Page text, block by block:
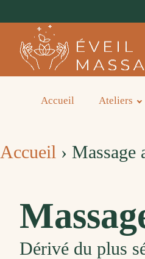
Accueil Ateliers
Accueil › Massage
Dérivé du plus